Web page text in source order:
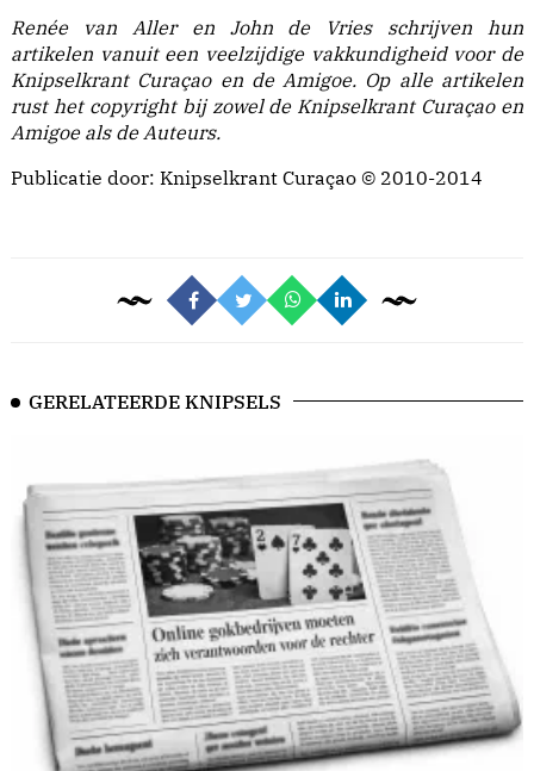
Renée van Aller en John de Vries schrijven hun
artikelen vanuit een veelzijdige vakkundigheid voor de
Knipselkrant Curaçao en de Amigoe. Op alle artikelen
rust het copyright bij zowel de Knipselkrant Curaçao en
Amigoe als de Auteurs.
Publicatie door: Knipselkrant Curaçao © 2010-2014
GERELATEERDE KNIPSELS